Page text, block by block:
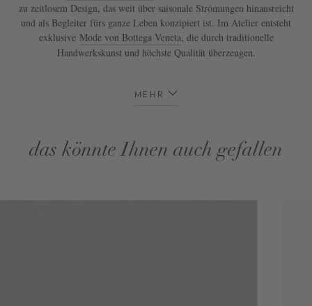
zu zeitlosem Design, das weit über saisonale Strömungen hinausreicht
und als Begleiter fürs ganze Leben konzipiert ist. Im Atelier entsteht
exklusive Mode von Bottega Veneta, die durch traditionelle
Handwerkskunst und höchste Qualität überzeugen.
MEHR
das könnte Ihnen auch gefallen